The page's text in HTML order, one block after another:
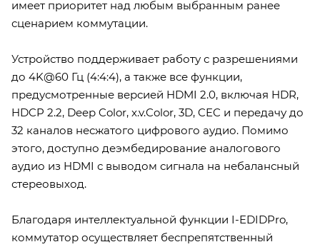
имеет приоритет над любым выбранным ранее
сценарием коммутации.
Устройство поддерживает работу с разрешениями
до 4K@60 Гц (4:4:4), а также все функции,
предусмотренные версией HDMI 2.0, включая HDR,
HDCP 2.2, Deep Color, x.v.Color, 3D, CEC и передачу до
32 каналов несжатого цифрового аудио. Помимо
этого, доступно деэмбедирование аналогового
аудио из HDMI с выводом сигнала на небалансный
стереовыход.
Благодаря интеллектуальной функции I-EDIDPro,
коммутатор осуществляет беспрепятственный